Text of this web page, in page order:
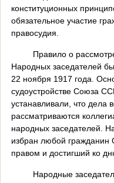
конституционных
обязательное участие
правосудия.
Правило о
Народных заседателей
22 ноября 1917 года.
судоустройстве Союза
устанавливали, что дела
рассматриваются
народных заседателей.
избран любой
правом и достигший ко
Народные